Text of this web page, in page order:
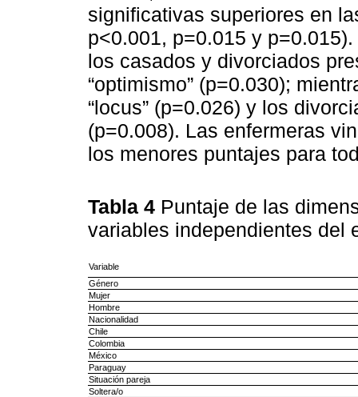
significativas superiores en
p<0.001, p=0.015 y
los casados y divorciados
“optimismo” (p=0.030);
“locus” (p=0.026) y los
(p=0.008). Las enfermeras
los menores puntajes para
Tabla 4 Puntaje de las
variables independientes del
Variable
Género
Mujer
Hombre
Nacionalidad
Chile
Colombia
México
Paraguay
Situación pareja
Soltera/o